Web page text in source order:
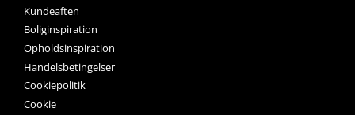
Kundeaften
Boliginspiration
Opholdsinspiration
Handelsbetingelser
Cookiepolitik
Cookie